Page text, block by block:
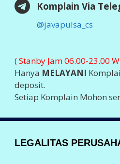
Komplain Via
@javapulsa_cs
( Stanby Jam 06.00-23.00
Hanya MELAYANI
deposit.
Setiap Komplain Mohon
LEGALITAS